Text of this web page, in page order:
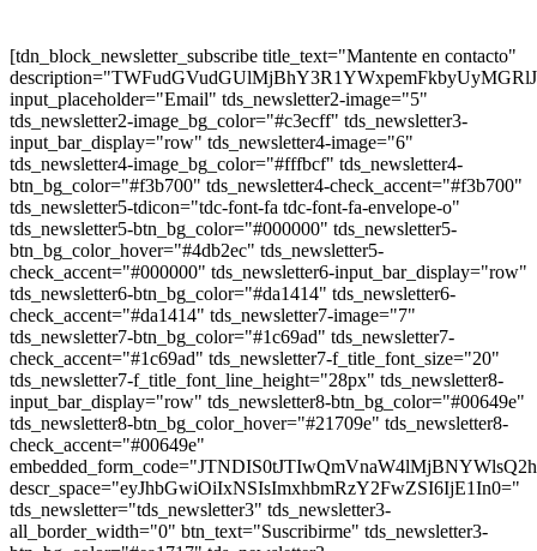
[tdn_block_newsletter_subscribe title_text="Mantente en contacto"
input_placeholder="Email" tds_newsletter2-image="5"
tds_newsletter2-image_bg_color="#c3ecff" tds_newsletter3-
input_bar_display="row" tds_newsletter4-image="6"
tds_newsletter4-image_bg_color="#fffbcf" tds_newsletter4-
btn_bg_color="#f3b700" tds_newsletter4-check_accent="#f3b700"
tds_newsletter5-tdicon="tdc-font-fa tdc-font-fa-envelope-o"
tds_newsletter5-btn_bg_color="#000000" tds_newsletter5-
btn_bg_color_hover="#4db2ec" tds_newsletter5-
check_accent="#000000" tds_newsletter6-input_bar_display="row"
tds_newsletter6-btn_bg_color="#da1414" tds_newsletter6-
check_accent="#da1414" tds_newsletter7-image="7"
tds_newsletter7-btn_bg_color="#1c69ad" tds_newsletter7-
check_accent="#1c69ad" tds_newsletter7-f_title_font_size="20"
tds_newsletter7-f_title_font_line_height="28px" tds_newsletter8-
input_bar_display="row" tds_newsletter8-btn_bg_color="#00649e"
tds_newsletter8-btn_bg_color_hover="#21709e" tds_newsletter8-
check_accent="#00649e"
descr_space="eyJhbGwiOiIxNSIsImxhbmRzY2FwZSI6IjE1In0="
tds_newsletter="tds_newsletter3" tds_newsletter3-
all_border_width="0" btn_text="Suscribirme" tds_newsletter3-